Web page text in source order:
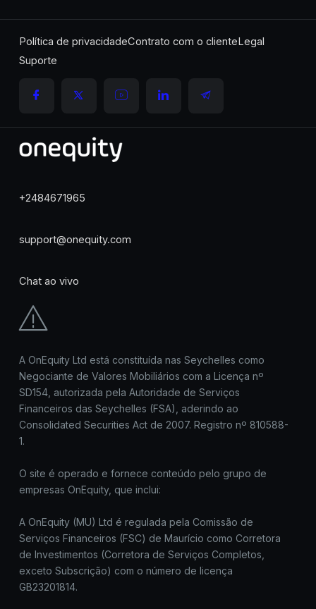
Política de privacidadeContrato com o clienteLegal
Suporte
+2484671965
support@onequity.com
Chat ao vivo
A OnEquity Ltd está constituída nas Seychelles como
Negociante de Valores Mobiliários com a Licença nº
SD154, autorizada pela Autoridade de Serviços
Financeiros das Seychelles (FSA), aderindo ao
Consolidated Securities Act de 2007. Registro nº 810588-
1.
O site é operado e fornece conteúdo pelo grupo de
empresas OnEquity, que inclui:
A OnEquity (MU) Ltd é regulada pela Comissão de
Serviços Financeiros (FSC) de Maurício como Corretora
de Investimentos (Corretora de Serviços Completos,
exceto Subscrição) com o número de licença
GB23201814.